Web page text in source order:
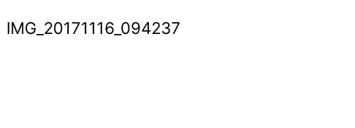
IMG_20171116_094237